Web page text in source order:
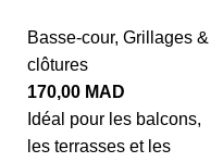
Basse-cour, Grillages &
clôtures
170,00 MAD
Idéal pour les balcons,
les terrasses et les